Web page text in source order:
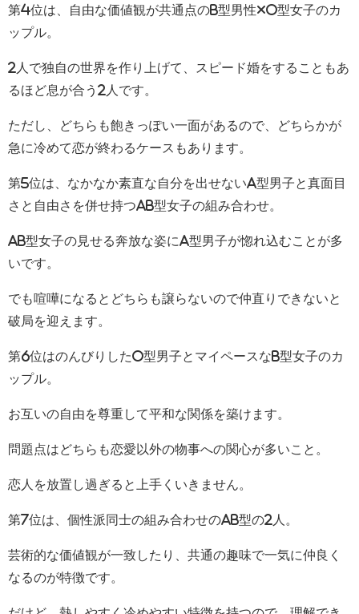
第4位は、自由な価値観が共通点のB型男性×O型女子のカ
ップル。
2人で独自の世界を作り上げて、スピード婚をすることもあ
るほど息が合う2人です。
ただし、どちらも飽きっぽい一面があるので、どちらかが
急に冷めて恋が終わるケースもあります。
第5位は、なかなか素直な自分を出せないA型男子と真面目
さと自由さを併せ持つAB型女子の組み合わせ。
AB型女子の見せる奔放な姿にA型男子が惚れ込むことが多
いです。
でも喧嘩になるとどちらも譲らないので仲直りできないと
破局を迎えます。
第6位はのんびりしたO型男子とマイペースなB型女子のカ
ップル。
お互いの自由を尊重して平和な関係を築けます。
問題点はどちらも恋愛以外の物事への関心が多いこと。
恋人を放置し過ぎると上手くいきません。
第7位は、個性派同士の組み合わせのAB型の2人。
芸術的な価値観が一致したり、共通の趣味で一気に仲良く
なるのが特徴です。